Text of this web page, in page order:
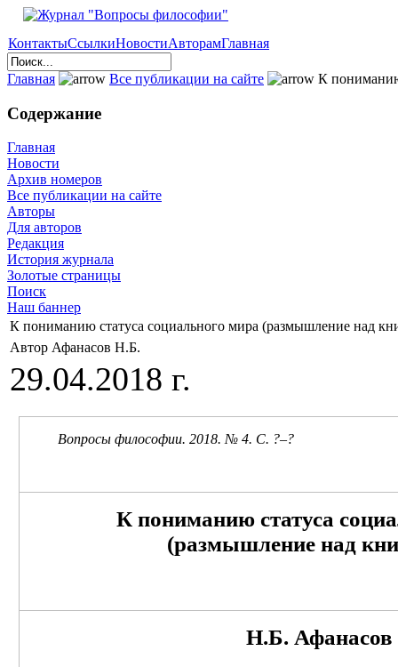
КонтактыСсылкиНовостиАвторамГлавная
Главная Все публикации на сайте К
Содержание
Главная
Новости
Архив номеров
Все публикации на сайте
Авторы
Для авторов
Редакция
История журнала
Золотые страницы
Поиск
Наш баннер
К пониманию статуса социального мира (размышление над
Автор Афанасов Н.Б.
29.04.2018 г.
Вопросы философии. 2018. № 4. С. ?–?
К пониманию статуса
(размышление над
Н.Б. Афанасов